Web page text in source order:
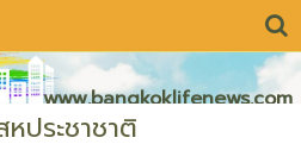
www.bangkoklifenews.com
ประชาชาติ